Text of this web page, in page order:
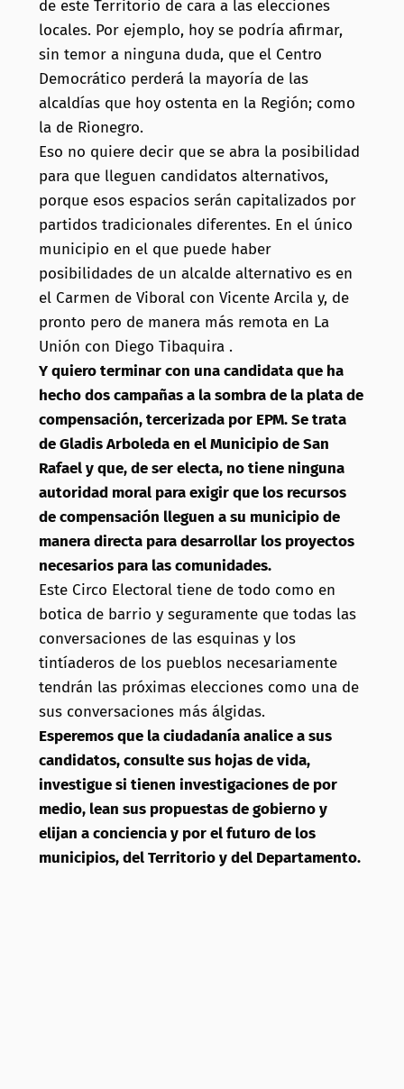
de este Territorio de cara a las elecciones
locales. Por ejemplo, hoy se podría afirmar,
sin temor a ninguna duda, que el Centro
Democrático perderá la mayoría de las
alcaldías que hoy ostenta en la Región; como
la de Rionegro.
Eso no quiere decir que se abra la posibilidad
para que lleguen candidatos alternativos,
porque esos espacios serán capitalizados por
partidos tradicionales diferentes. En el único
municipio en el que puede haber
posibilidades de un alcalde alternativo es en
el Carmen de Viboral con Vicente Arcila y, de
pronto pero de manera más remota en La
Unión con Diego Tibaquira .
Y quiero terminar con una candidata que ha
hecho dos campañas a la sombra de la plata de
compensación, tercerizada por EPM. Se trata
de Gladis Arboleda en el Municipio de San
Rafael y que, de ser electa, no tiene ninguna
autoridad moral para exigir que los recursos
de compensación lleguen a su municipio de
manera directa para desarrollar los proyectos
necesarios para las comunidades.
Este Circo Electoral tiene de todo como en
botica de barrio y seguramente que todas las
conversaciones de las esquinas y los
tintíaderos de los pueblos necesariamente
tendrán las próximas elecciones como una de
sus conversaciones más álgidas.
Esperemos que la ciudadanía analice a sus
candidatos, consulte sus hojas de vida,
investigue si tienen investigaciones de por
medio, lean sus propuestas de gobierno y
elijan a conciencia y por el futuro de los
municipios, del Territorio y del Departamento.